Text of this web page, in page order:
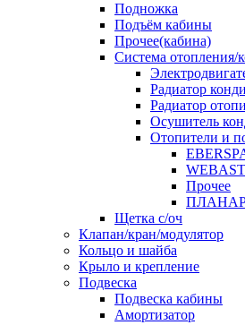
Подножка
Подъём кабины
Прочее(кабина)
Система отопления/
Радиатор
Радиатор
Осушитель
Отопители и
Прочее
Щетка с/оч
Клапан/кран/модулятор
Кольцо и шайба
Крыло и крепление
Подвеска
Подвеска кабины
Амортизатор